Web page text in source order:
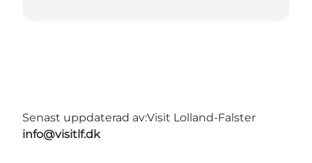
Senast uppdaterad av:Visit Lolland-Falster
info@visitlf.dk